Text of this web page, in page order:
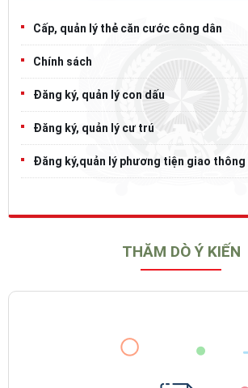
Cấp, quản lý thẻ căn cước công dân
Chính sách
Đăng ký, quản lý con dấu
Đăng ký, quản lý cư trú
Đăng ký,quản lý phương tiện giao
THĂM DÒ Ý KIẾN